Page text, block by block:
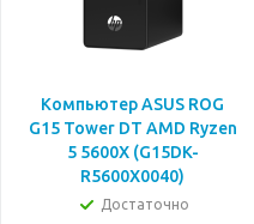
Компьютер ASUS ROG
G15 Tower DT AMD Ryzen
5 5600X (G15DK-
R5600X0040)
Достаточно